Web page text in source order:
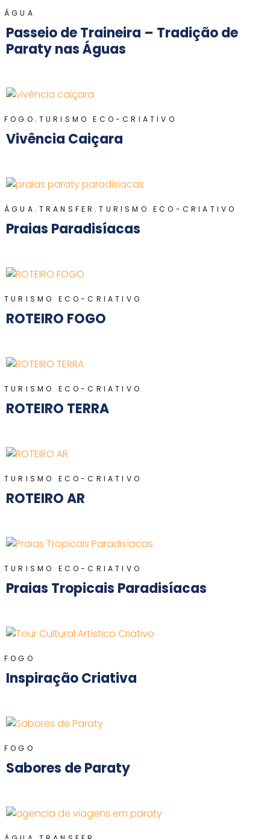
ÁGUA
Passeio de Traineira – Tradição de
Paraty nas Águas
FOGO , TURISMO ECO-CRIATIVO
Vivência Caiçara
ÁGUA , TRANSFER,TURISMO ECO-CRIATIVO
Praias Paradisíacas
TURISMO ECO-CRIATIVO
ROTEIRO FOGO
TURISMO ECO-CRIATIVO
ROTEIRO TERRA
TURISMO ECO-CRIATIVO
ROTEIRO AR
TURISMO ECO-CRIATIVO
Praias Tropicais Paradisíacas
FOGO
Inspiração Criativa
FOGO
Sabores de Paraty